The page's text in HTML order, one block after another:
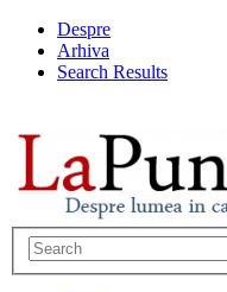
Despre
Arhiva
Search Results